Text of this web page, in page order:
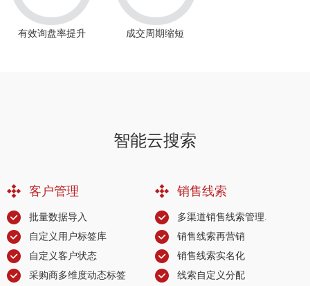
有效询盘率提升 成交周期缩短
智能云搜索
客户管理
批量数据导入
自定义用户标签库
自定义客户状态
采购商多维度动态标签
销售线索
多渠道销售线索管理.
销售线索再营销
销售线索实名化
线索自定义分配